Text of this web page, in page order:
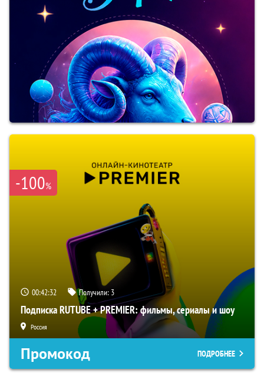
-100%
00:42:31 Получили: 3
Подписка RUTUBE + PREMIER: фильмы, сериалы и шоу
Россия
Промокод ПОДРОБНЕЕ